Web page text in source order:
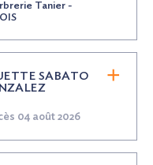
Tanier -
SABATO
04 août 2026